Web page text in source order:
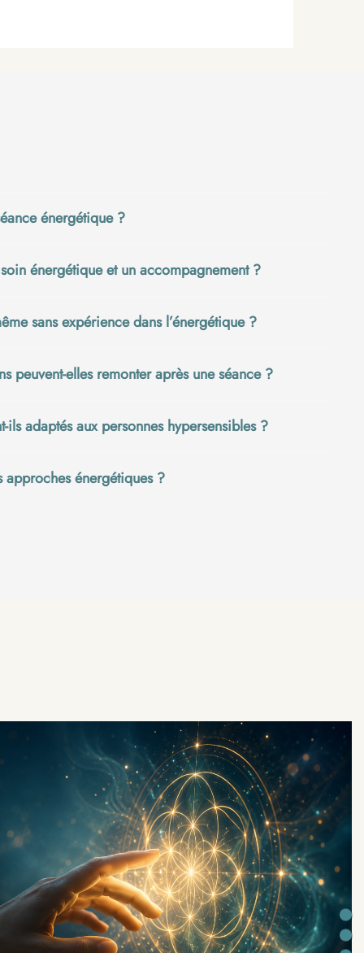
énergétique ?
énergétique et un accompagnement ?
sans expérience dans l’énergétique ?
peuvent-elles remonter après une séance ?
ils adaptés aux personnes hypersensibles ?
approches énergétiques ?